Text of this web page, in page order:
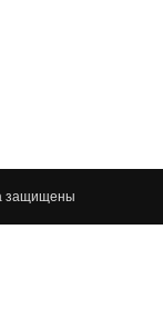
защищены